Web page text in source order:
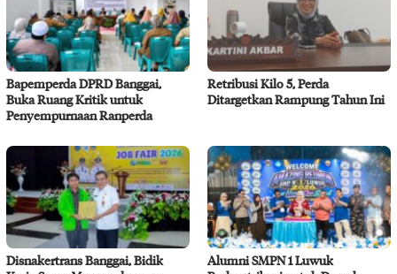
Bapemperda DPRD Banggai,
Buka Ruang Kritik untuk
Penyempurnaan Ranperda
Retribusi Kilo 5, Perda
Ditargetkan Rampung Tahun Ini
Disnakertrans Banggai, Bidik
Alumni SMPN 1 Luwuk